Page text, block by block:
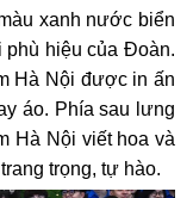
xanh nước biển
phù hiệu của Đoàn.
Hà Nội được in ấn
áo. Phía sau lưng
Hà Nội viết hoa và
trọng, tự hào.